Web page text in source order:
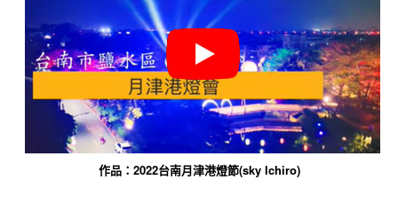
作品：2022台南月津港燈節(sky lchiro)